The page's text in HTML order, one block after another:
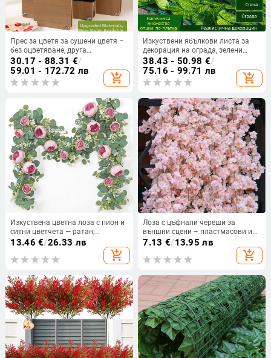
Прес за цветя за сушени цветя –
без оцветяване, друга
класификация, инструмент за
аранжиране на букети
30.17 - 88.31 €/
59.01 - 172.72 лв
add_shopping_cart
Изкуствени ябълкови листа за
декорация на ограда, зелени
листа върху мрежа от сатенено
платно, височина 100–200 см, за
външни събития и фотодекор
38.43 - 50.98 €/
75.16 - 99.71 лв
add_shopping_cart
Изкуствена цветна лоза с пион и
ситни цветчета — ратан;
Материал: копринени цветя;
Изработка: полу ръчна и полу-
механична; Приложение:
домашна украса
13.46 €/26.33 лв
add_shopping_cart
Лоза с цъфнали череши за
външни сцени – пластмасови и
копринени цветя, стилово
оформление, височина 2.3 м
7.13 €/13.95 лв
add_shopping_cart